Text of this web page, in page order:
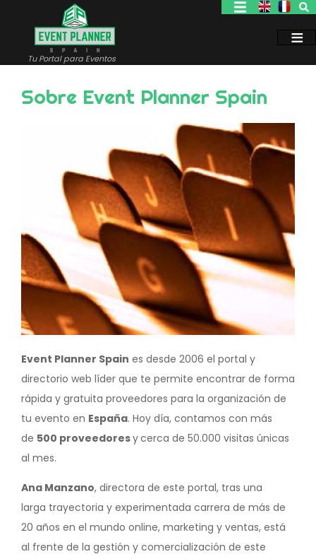
contenido
Tu Portal para Eventos
Sobre Event Planner Spain
Event Planner Spain es desde 2006 el portal y
directorio web líder que te permite encontrar de forma
rápida y gratuita proveedores para la organización de
tu evento en España. Hoy día, contamos con más
de 500 proveedoresycerca de 50.000 visitas únicas
al mes.
Ana Manzano, directora de este portal, tras una
larga trayectoria y experimentada carrera de más de
20 años en el mundo online, marketing y ventas, está
al frente de la gestión y comercialización de este